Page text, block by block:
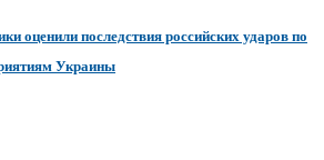
оценили последствия российских ударов по
Украины